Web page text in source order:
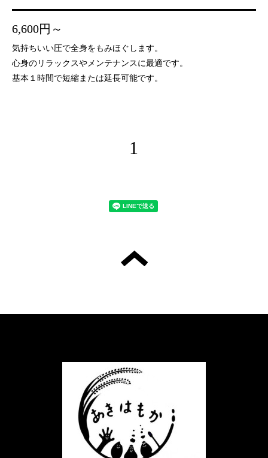
6,600円～
気持ちいい圧で全身をもみほぐします。
心身のリラックスやメンテナンスに最適です。
基本１時間で短縮または延長可能です。
1